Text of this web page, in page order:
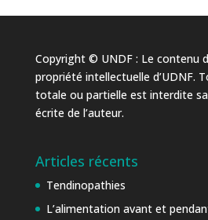
Copyright © UNDF : Le contenu
propriété intellectuelle d’UDNF.
totale ou partielle est interdite
écrite de l’auteur.
Articles récents
Tendinopathies
L’alimentation avant et